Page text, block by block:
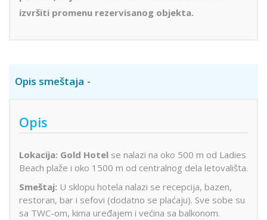
izvršiti promenu rezervisanog objekta.
Opis smeštaja
Opis
Lokacija: Gold Hotel se nalazi na oko 500 m od Ladies
Beach plaže i oko 1500 m od centralnog dela letovališta.
Smeštaj: U sklopu hotela nalazi se recepcija, bazen,
restoran, bar i sefovi (dodatno se plaćaju). Sve sobe su
sa TWC-om, kima uređajem i većina sa balkonom.